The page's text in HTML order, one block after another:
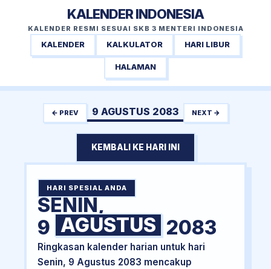
KALENDER INDONESIA
KALENDER RESMI SESUAI SKB 3 MENTERI INDONESIA
KALENDER KALKULATOR HARI LIBUR
HALAMAN
← PREV 9 AGUSTUS 2083 NEXT →
KEMBALI KE HARI INI
HARI SPESIAL ANDA
SENIN,
9 AGUSTUS 2083
Ringkasan kalender harian untuk hari
Senin, 9 Agustus 2083 mencakup